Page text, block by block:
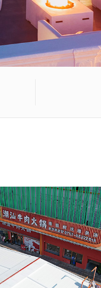
牛肉火锅店
篷 PERGOTEK